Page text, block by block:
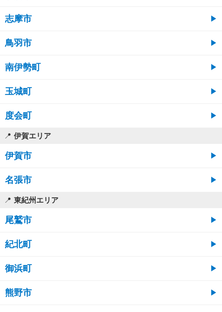
志摩市
鳥羽市
南伊勢町
玉城町
度会町
伊賀エリア
伊賀市
名張市
東紀州エリア
尾鷲市
紀北町
御浜町
熊野市